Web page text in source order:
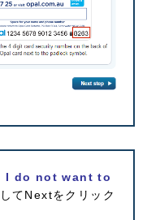
I do not want to
してNextをクリック